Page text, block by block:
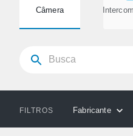
Câmera
FILTROS Fabricante